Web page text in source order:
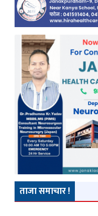
ताजा समाचार !